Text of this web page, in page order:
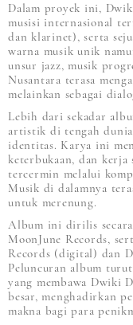
Dalam proyek ini,
musisi internasional
dan klarinet), serta
warna musik unik
unsur jazz, musik
Nusantara terasa
melainkan sebagai
Lebih dari sekadar
artistik di tengah
identitas. Karya ini
keterbukaan, dan
tercermin melalui
Musik di dalamnya
untuk merenung.
Album ini dirilis secara
MoonJune Records,
Records (digital) dan
Peluncuran album
yang membawa Dwiki
besar, menghadirkan
makna bagi para